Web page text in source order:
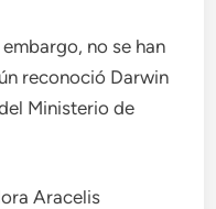
no se han
reconoció Darwin
Ministerio de
Aracelis